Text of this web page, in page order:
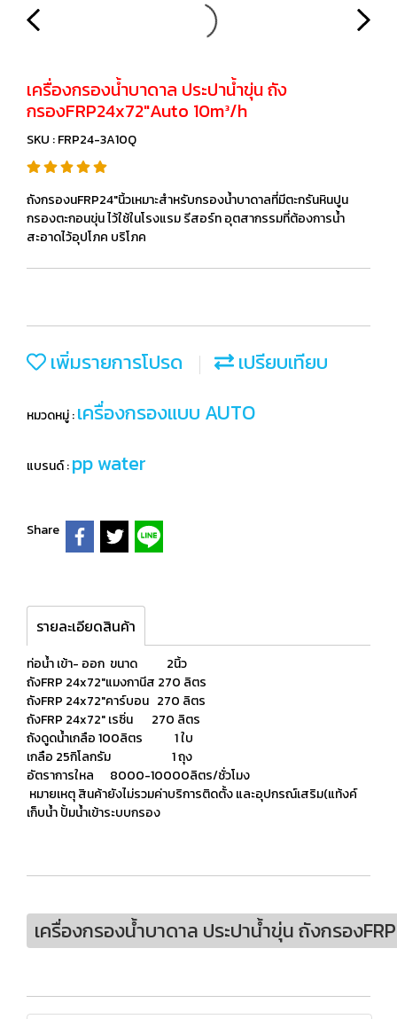
เครื่องกรองน้ำบาดาล ประปาน้ำขุ่น ถัง
กรองFRP24x72"Auto 10m³/h
SKU : FRP24-3A10Q
ถังกรองนFRP24"นิ้วเหมาะสำหรับกรองน้ำบาดาลที่มีตะกรันหินปูน
กรองตะกอนขุ่น ไว้ใช้ในโรงแรม รีสอร์ท อุตสากรรมที่ต้องการน้ำ
สะอาดไว้อุปโภค บริโภค
เพิ่มรายการโปรด เปรียบเทียบ
หมวดหมู่ :เครื่องกรองแบบ AUTO
แบรนด์ :pp water
Share
รายละเอียดสินค้า
ท่อน้ำ เข้า- ออก ขนาด 2นิ้ว
ถังFRP 24x72"แมงกานีส 270 ลิตร
ถังFRP 24x72"คาร์บอน 270 ลิตร
ถังFRP 24x72" เรซิ่น 270 ลิตร
ถังดูดน้ำเกลือ 100ลิตร 1 ใบ
เกลือ 25กิโลกรัม 1 ถุง
อัตราการใหล 8000-10000ลิตร/ชั่วโมง
หมายเหตุ สินค้ายังไม่รวมค่าบริการติดตั้ง และอุปกรณ์เสริม(แท้งค์
เก็บน้ำ ปั้มน้ำเข้าระบบกรอง
เครื่องกรองน้ำบาดาล ประปาน้ำขุ่น ถังกรอง